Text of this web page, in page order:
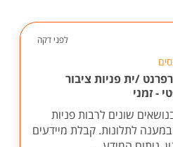
לפני דקה
/ית פניות ציבור
- זמני
שונים לרבות פניות
לתלונות. קבלת מיידעים